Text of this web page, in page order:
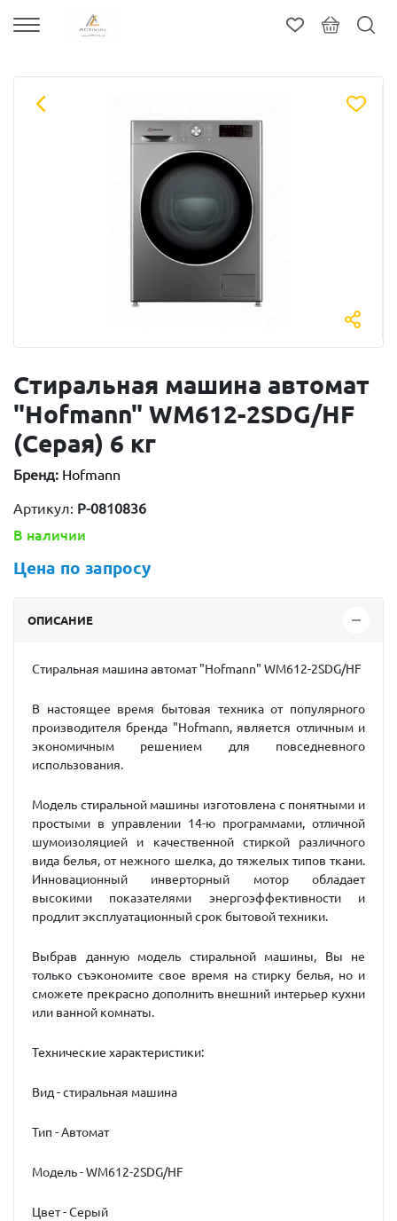
Стиральная машина автомат
"Hofmann" WM612-2SDG/HF
(Серая) 6 кг
Бренд: Hofmann
Артикул: P-0810836
В наличии
Цена по запросу
ОПИСАНИЕ
Стиральная машина автомат "Hofmann" WM612-2SDG/HF
В настоящее время бытовая техника от популярного
производителя бренда "Hofmann, является отличным и
экономичным решением для повседневного
использования.
Модель стиральной машины изготовлена с понятными и
простыми в управлении 14-ю программами, отличной
шумоизоляцией и качественной стиркой различного
вида белья, от нежного шелка, до тяжелых типов ткани.
Инновационный инверторный мотор обладает
высокими показателями энергоэффективности и
продлит эксплуатационный срок бытовой техники.
Выбрав данную модель стиральной машины, Вы не
только съэкономите свое время на стирку белья, но и
сможете прекрасно дополнить внешний интерьер кухни
или ванной комнаты.
Технические характеристики:
Вид - стиральная машина
Тип - Автомат
Модель - WM612-2SDG/HF
Цвет - Серый